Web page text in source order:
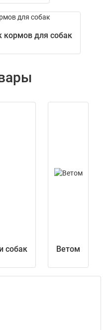
кормов для собак
собак Ветом